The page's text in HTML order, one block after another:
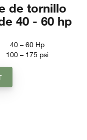
de tornillo
40 - 60 hp
40 – 60 Hp
100 – 175 psi